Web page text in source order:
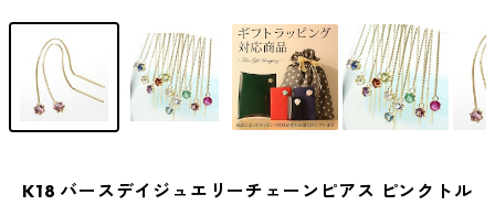
K18 バースデイジュエリーチェーンピアス ピンクトル